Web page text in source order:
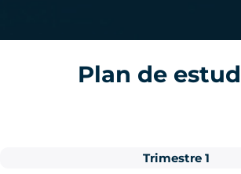
Plan de
Trimestre 1